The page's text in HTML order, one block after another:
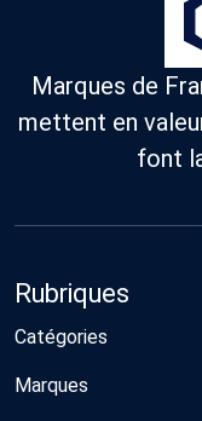
Marques de
mettent en
font
Rubriques
Catégories
Marques